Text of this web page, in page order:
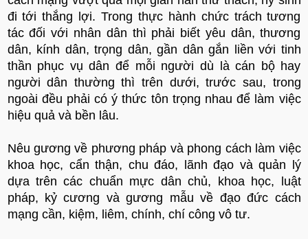
đi tới thắng lợi. Trong thực hành chức trách tương
tác đối với nhân dân thì phải biết yêu dân, thương
dân, kính dân, trọng dân, gần dân gắn liền với tinh
thần phục vụ dân để mỗi người dù là cán bộ hay
người dân thường thì trên dưới, trước sau, trong
ngoài đều phải có ý thức tôn trọng nhau để làm việc
hiệu quả và bền lâu.
Nêu gương về phương pháp và phong cách làm việc
khoa học, cẩn thận, chu đáo, lãnh đạo và quản lý
dựa trên các chuẩn mực dân chủ, khoa học, luật
pháp, kỷ cương và gương mẫu về đạo đức cách
mạng cần, kiệm, liêm, chính, chí công vô tư.